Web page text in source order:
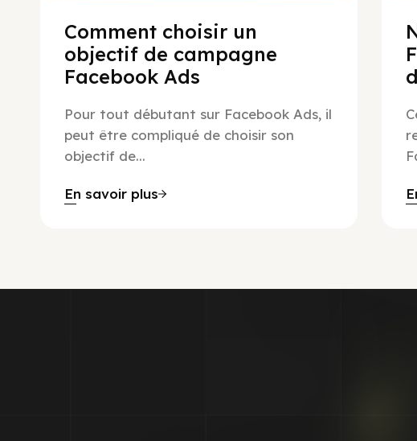
Comment choisir un
objectif de campagne
Facebook Ads
Pour tout débutant sur Facebook Ads, il
peut être compliqué de choisir son
objectif de...
En savoir plus